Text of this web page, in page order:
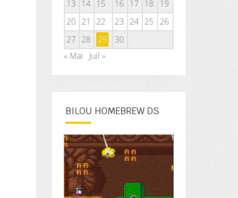
13 14 15 16 17 18
19
20 21 22 23 24 25
26
27 28 29
30
« Mai
Juil »
BILOU HOMEBREW DS